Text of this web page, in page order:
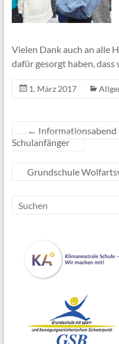
Vielen Dank auch an alle
dafür gesorgt haben,
1. März 2017
← Informationsabend
Schulanfänger
Grundschule